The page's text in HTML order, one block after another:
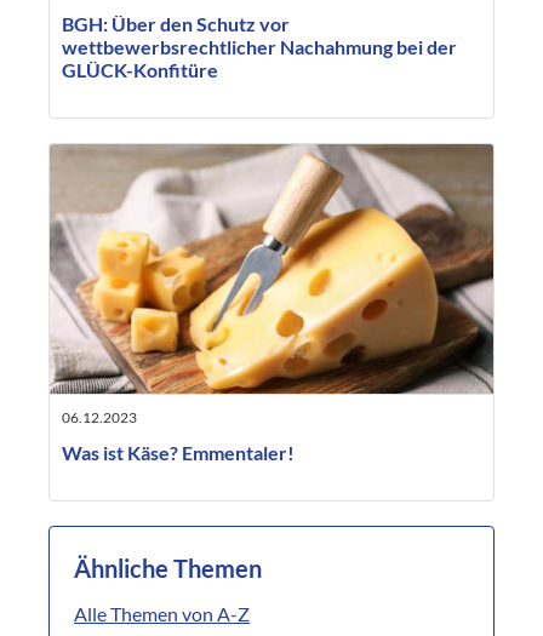
BGH: Über den Schutz vor
wettbewerbsrechtlicher Nachahmung bei der
GLÜCK-Konfitüre
06.12.2023
Was ist Käse? Emmentaler!
Ähnliche Themen
Alle Themen von A-Z